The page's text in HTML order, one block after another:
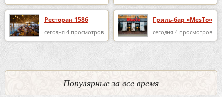
Ресторан 1586
сегодня 4 просмотров
Гриль-бар «MesTo»
сегодня 4 просмотров
Популярные за все время